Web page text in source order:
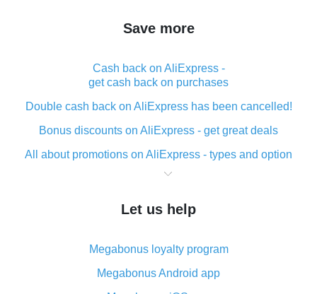
Save more
Cash back on AliExpress -
get cash back on purchases
Double cash back on AliExpress has been cancelled!
Bonus discounts on AliExpress - get great deals
All about promotions on AliExpress - types and option
What is cash back when making purchases on
The best place to download cash back for AliExpress
What is the AliExpress cash back plugin and what are
its advantages
Let us help
Megabonus loyalty program
Megabonus Android app